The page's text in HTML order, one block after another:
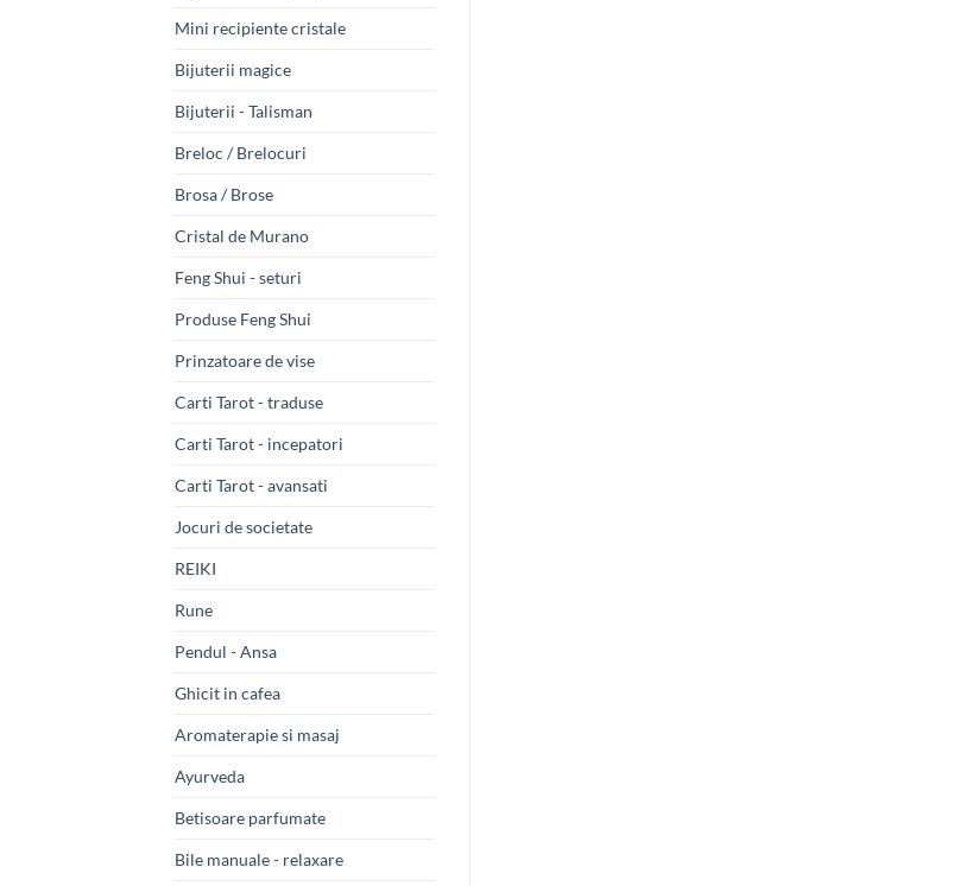
Mini recipiente cristale
Bijuterii magice
Bijuterii - Talisman
Breloc / Brelocuri
Brosa / Brose
Cristal de Murano
Feng Shui - seturi
Produse Feng Shui
Prinzatoare de vise
Carti Tarot - traduse
Carti Tarot - incepatori
Carti Tarot - avansati
Jocuri de societate
REIKI
Rune
Pendul - Ansa
Ghicit in cafea
Aromaterapie si masaj
Ayurveda
Betisoare parfumate
Bile manuale - relaxare